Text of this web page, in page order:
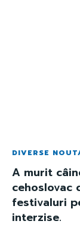
DIVERSE
A murit
cehoslovac
festivaluri
interzise.